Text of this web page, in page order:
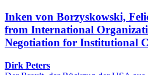
Inken von Borzyskowski,
from International
Negotiation for Institutional
Dirk Peters